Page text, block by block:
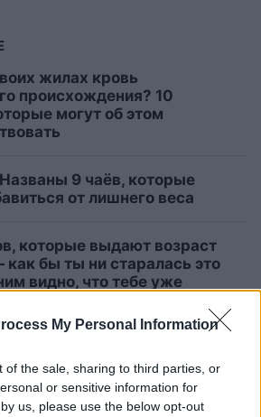
My Personal Information
of the sale, sharing to third parties, or
or sensitive information for
us, please use the below opt-out
жилах кровь
происхождения? 10
могут об этом
9 чаёв, которые
от лишнего веса
которые выдают возраст
бы ты ни старалась это
видно, что тебе уже
соседи покрасили фасад
дома каждый в свой